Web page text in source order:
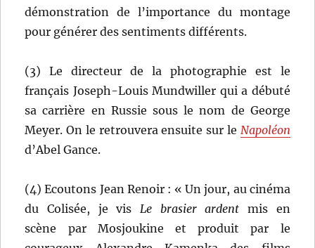
démonstration de l’importance du montage
pour générer des sentiments différents.
(3) Le directeur de la photographie est le
français Joseph-Louis Mundwiller qui a débuté
sa carrière en Russie sous le nom de George
Meyer. On le retrouvera ensuite sur le Napoléon
d’Abel Gance.
(4) Ecoutons Jean Renoir : « Un jour, au cinéma
du Colisée, je vis Le brasier ardent mis en
scène par Mosjoukine et produit par le